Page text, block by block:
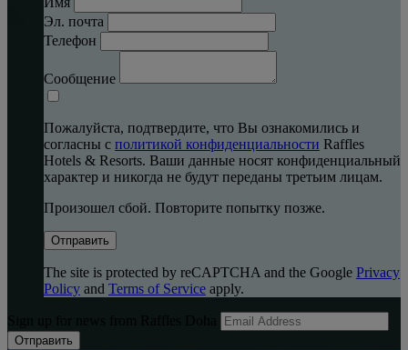
Эл. почта
Телефон
Сообщение
Пожалуйста, подтвердите, что Вы ознакомились и
согласны с политикой конфиденциальности Raffles
Hotels & Resorts. Ваши данные носят конфиденциальный
характер и никогда не будут переданы третьим лицам.
Произошел сбой. Повторите попытку позже.
Отправить
The site is protected by reCAPTCHA and the Google Privacy
Policy and Terms of Service apply.
Отправить